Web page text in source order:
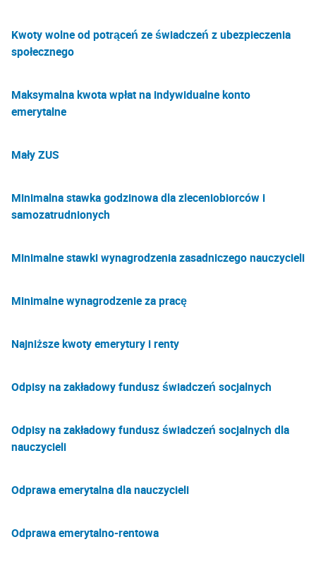
Kwoty wolne od potrąceń ze świadczeń z ubezpieczenia
społecznego
Maksymalna kwota wpłat na indywidualne konto
emerytalne
Mały ZUS
Minimalna stawka godzinowa dla zleceniobiorców i
samozatrudnionych
Minimalne stawki wynagrodzenia zasadniczego nauczycieli
Minimalne wynagrodzenie za pracę
Najniższe kwoty emerytury i renty
Odpisy na zakładowy fundusz świadczeń socjalnych
Odpisy na zakładowy fundusz świadczeń socjalnych dla
nauczycieli
Odprawa emerytalna dla nauczycieli
Odprawa emerytalno-rentowa